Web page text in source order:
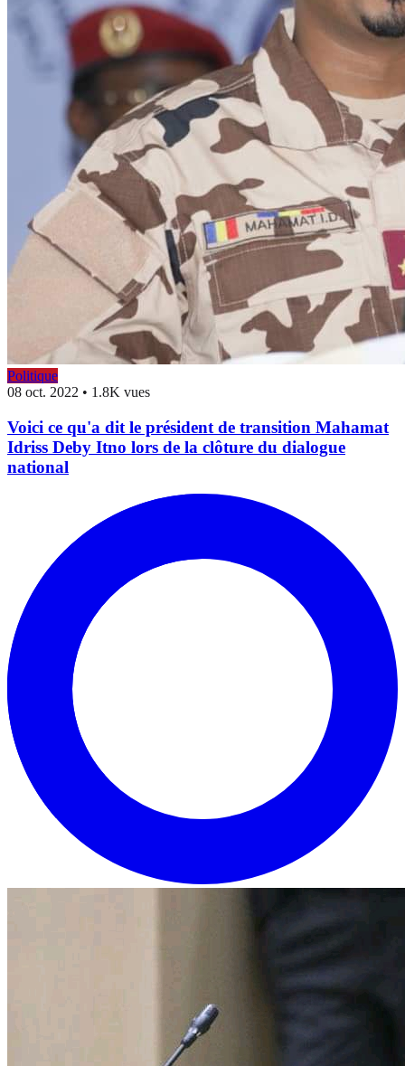
Politique
08 oct. 2022 • 1.8K vues
Voici ce qu'a dit le président de transition Mahamat
Idriss Deby Itno lors de la clôture du dialogue
national